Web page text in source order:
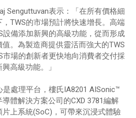
Senguttuvan表示：「在所有價格細
TWS的市場預計將快速增長。高端
設備添加新興的高級功能，從而形成
。為製造商提供靈活而強大的TWS
市場的創新者更快地向消費者交付採
高級功能。」
處理平台，樓氏IA8201 AISonic™
體解決方案公司的CXD 3781編解
上系統(SoC)，可帶來沉浸式體驗